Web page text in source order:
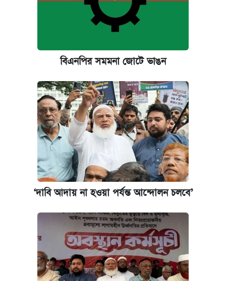
বিএনপির সমমনা জোটে ভাঙন
‌‘দাবি আদায় না হওয়া পর্যন্ত আন্দোলন চলবে’